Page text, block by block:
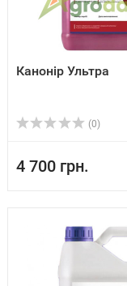
Канонір Ультра
(0)
4 700 грн.